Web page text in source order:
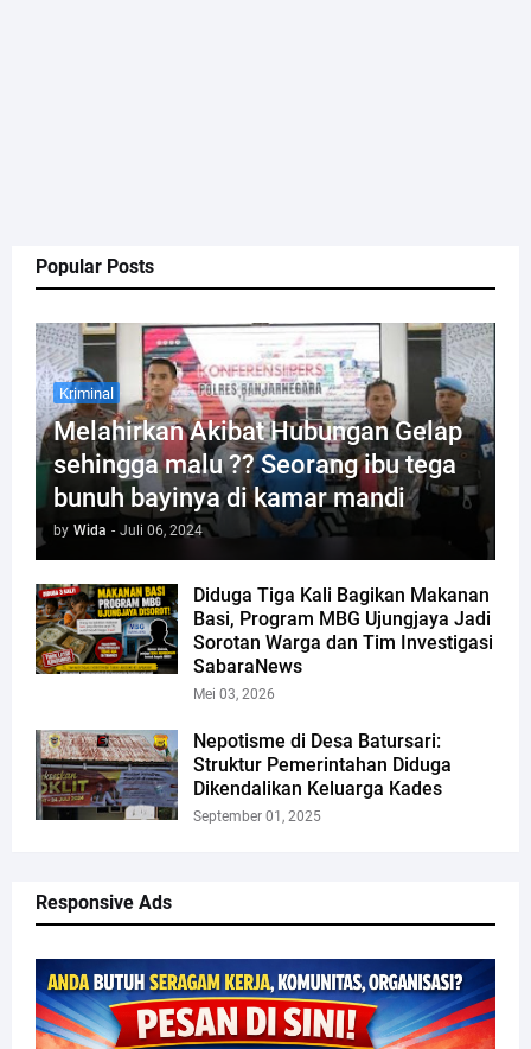
Popular Posts
Kriminal
Melahirkan Akibat Hubungan Gelap
sehingga malu ?? Seorang ibu tega
bunuh bayinya di kamar mandi
by Wida - Juli 06, 2024
Diduga Tiga Kali Bagikan Makanan
Basi, Program MBG Ujungjaya Jadi
Sorotan Warga dan Tim Investigasi
SabaraNews
Mei 03, 2026
Nepotisme di Desa Batursari:
Struktur Pemerintahan Diduga
Dikendalikan Keluarga Kades
September 01, 2025
Responsive Ads